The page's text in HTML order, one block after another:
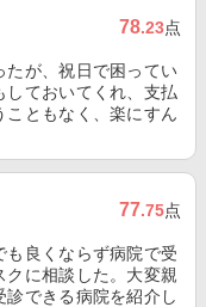
78.23点
たが、祝日で困ってい
しておいてくれ、支払
こともなく、楽にすん
77.75点
良くならず病院で受
に相談した。大変親
できる病院を紹介し